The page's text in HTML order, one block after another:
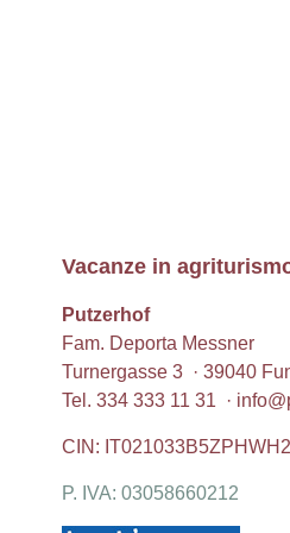
Vacanze in
Putzerhof
Fam. Deporta Messner
Turnergasse 3 · 39040
Tel. 334 333 11 31 ·
CIN:
P. IVA: 03058660212